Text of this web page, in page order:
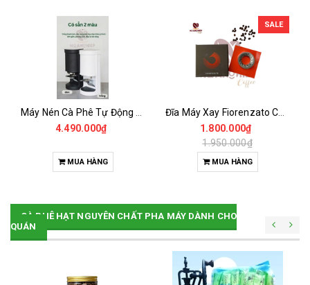
4.490.000₫
MUA HÀNG
SALE
1.800.000₫
1.950.000₫
MUA HÀNG
CÀ PHÊ HẠT NGUYÊN CHẤT PHA MÁY DÀNH CHO
QUÁN